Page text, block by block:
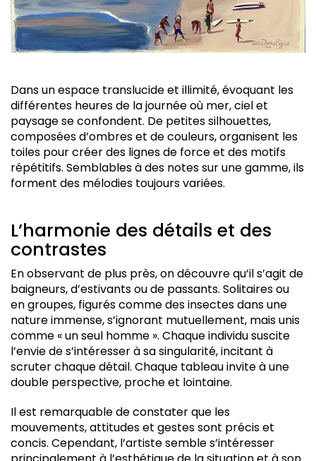
Dans un espace translucide et illimité, évoquant les
différentes heures de la journée où mer, ciel et
paysage se confondent. De petites silhouettes,
composées d’ombres et de couleurs, organisent les
toiles pour créer des lignes de force et des motifs
répétitifs. Semblables à des notes sur une gamme, ils
forment des mélodies toujours variées.
L’harmonie des détails et des
contrastes
En observant de plus près, on découvre qu’il s’agit de
baigneurs, d’estivants ou de passants. Solitaires ou
en groupes, figurés comme des insectes dans une
nature immense, s’ignorant mutuellement, mais unis
comme « un seul homme ». Chaque individu suscite
l’envie de s’intéresser à sa singularité, incitant à
scruter chaque détail. Chaque tableau invite à une
double perspective, proche et lointaine.
Il est remarquable de constater que les
mouvements, attitudes et gestes sont précis et
concis. Cependant, l’artiste semble s’intéresser